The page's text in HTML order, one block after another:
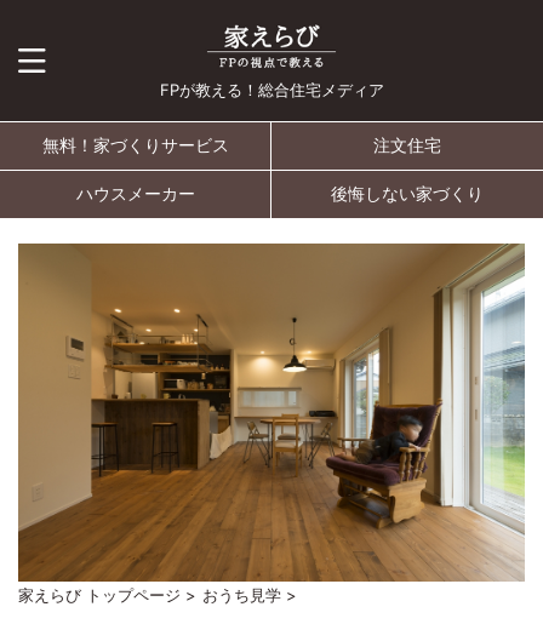
FPが教える！総合住宅メディア
無料！家づくりサービス 注文住宅
ハウスメーカー 後悔しない家づくり
家えらび トップページ > おうち見学 >